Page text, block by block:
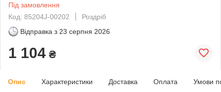
Під замовлення
Код: 85204J-00202
Роздріб
Відправка з 23 серпня 2026
1 104 ₴
Опис Характеристики Доставка Оплата Умови